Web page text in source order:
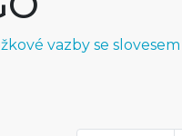
vazby se slovesem